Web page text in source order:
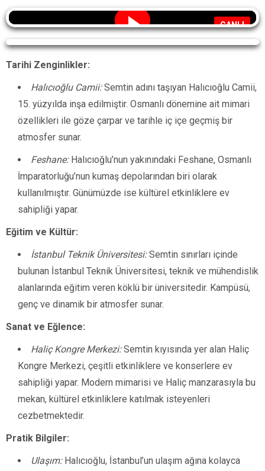
CANLI
Yayın alınamadı
Tarihi Zenginlikler:
Halıcıoğlu Camii:Semtin adını taşıyan Halıcıoğlu Camii,
15. yüzyılda inşa edilmiştir. Osmanlı dönemine ait mimari
özellikleri ile göze çarpar ve tarihle iç içe geçmiş bir
atmosfer sunar.
Feshane:Halıcıoğlu’nun yakınındaki Feshane, Osmanlı
İmparatorluğu’nun kumaş depolarından biri olarak
kullanılmıştır. Günümüzde ise kültürel etkinliklere ev
sahipliği yapar.
Eğitim ve Kültür:
İstanbul Teknik Üniversitesi:Semtin sınırları içinde
bulunan İstanbul Teknik Üniversitesi, teknik ve mühendislik
alanlarında eğitim veren köklü bir üniversitedir. Kampüsü,
genç ve dinamik bir atmosfer sunar.
Sanat ve Eğlence:
Haliç Kongre Merkezi:Semtin kıyısında yer alan Haliç
Kongre Merkezi, çeşitli etkinliklere ve konserlere ev
sahipliği yapar. Modern mimarisi ve Haliç manzarasıyla bu
mekan, kültürel etkinliklere katılmak isteyenleri
cezbetmektedir.
Pratik Bilgiler:
Ulaşım:Halıcıoğlu, İstanbul’un ulaşım ağına kolayca